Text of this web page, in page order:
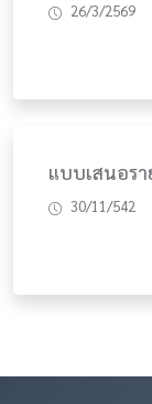
26/3/2569
แบบเสนอร
30/11/542